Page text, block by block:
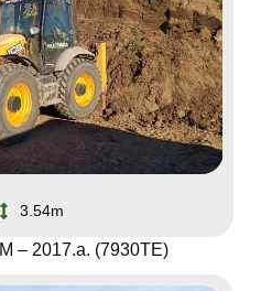
3.54m
– 2017.a. (7930TE)